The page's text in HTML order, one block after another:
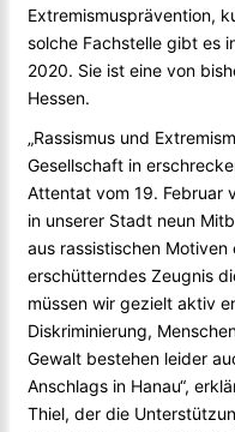
Extremismusprävention,
solche Fachstelle gibt es
2020. Sie ist eine von
Hessen.
„Rassismus und
Gesellschaft in
Attentat vom 19. Februar
in unserer Stadt neun
aus rassistischen
erschütterndes Zeugnis
müssen wir gezielt aktiv
Diskriminierung,
Gewalt bestehen leider
Anschlags in Hanau“,
Thiel, der die